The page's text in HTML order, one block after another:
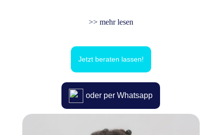
>> mehr lesen
Jetzt beraten lassen!
oder per Whatsapp